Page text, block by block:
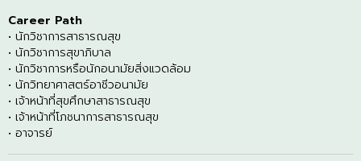
Career Path
• นักวิชาการสาธารณสุข
• นักวิชาการสุขาภิบาล
• นักวิชาการหรือนักอนามัยสิ่งแวดล้อม
• นักวิทยาศาสตร์อาชีวอนามัย
• เจ้าหน้าที่สุขศึกษาสาธารณสุข
• เจ้าหน้าที่โภชนาการสาธารณสุข
• อาจารย์